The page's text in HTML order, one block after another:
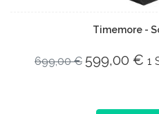
Timemore -
699,00 € 599,00 € 1